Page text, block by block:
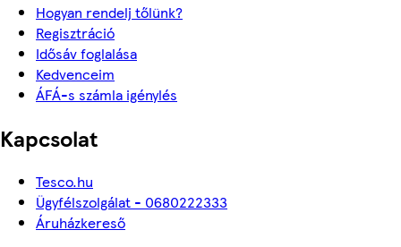
Hogyan rendelj tőlünk?
Regisztráció
Idősáv foglalása
Kedvenceim
ÁFÁ-s számla igénylés
Kapcsolat
Tesco.hu
Ügyfélszolgálat - 0680222333
Áruházkereső